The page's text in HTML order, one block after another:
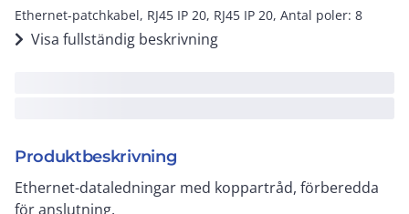
Ethernet-patchkabel, RJ45 IP 20, RJ45 IP 20, Antal poler: 8
Visa fullständig beskrivning
Produktbeskrivning
Ethernet-dataledningar med koppartråd, förberedda
för anslutning.